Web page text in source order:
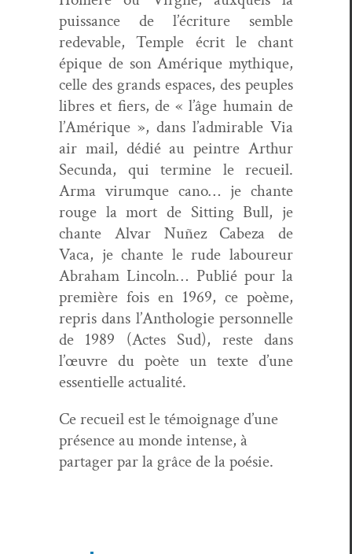
puis­sance de l’écriture sem­ble
redev­able, Tem­ple écrit le chant
épique de son Amérique mythique,
celle des grands espaces, des peu­ples
libres et fiers, de « l’âge humain de
l’Amérique », dans l’admirable Via
air mail, dédié au pein­tre Arthur
Secun­da, qui ter­mine le recueil.
Arma virumque cano… je chante
rouge la mort de Sit­ting Bull, je
chante Alvar Nuñez Cabeza de
Vaca, je chante le rude laboureur
Abra­ham Lin­coln… Pub­lié pour la
pre­mière fois en 1969, ce poème,
repris dans l’Anthologie per­son­nelle
de 1989 (Actes Sud), reste dans
l’œuvre du poète un texte d’une
essen­tielle actualité.
Ce recueil est le témoignage d’une
présence au monde intense, à
partager par la grâce de la poésie.